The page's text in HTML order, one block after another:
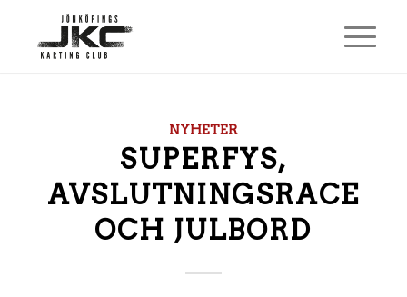
NYHETER
SUPERFYS,
AVSLUTNINGSRACE
OCH JULBORD